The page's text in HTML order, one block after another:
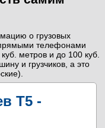
о грузовых
телефонами
метров и до 100 куб.
и грузчиков, а это
Т5 -